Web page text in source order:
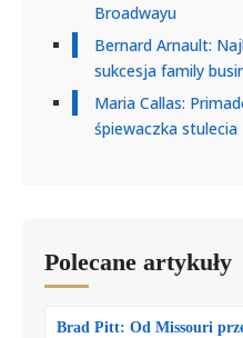
Broadwayu
Bernard Arnault:
sukcesja family
Maria Callas:
śpiewaczka stulecia
Polecane artykuły
Brad Pitt: Od Missouri